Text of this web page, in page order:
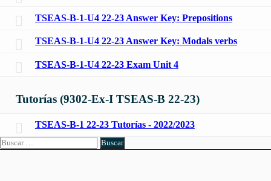
TSEAS-B-1-U4 22-23 Answer Key: Prepositions
TSEAS-B-1-U4 22-23 Answer Key: Modals verbs
TSEAS-B-1-U4 22-23 Exam Unit 4
Tutorías (9302-Ex-I TSEAS-B 22-23)
TSEAS-B-1 22-23 Tutorías - 2022/2023
Buscar: